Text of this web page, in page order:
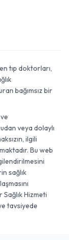
tıp doktorları,
bağımsız bir
veya dolaylı
ilgili
Bu web
sağlık
Hizmeti
tavsiyede